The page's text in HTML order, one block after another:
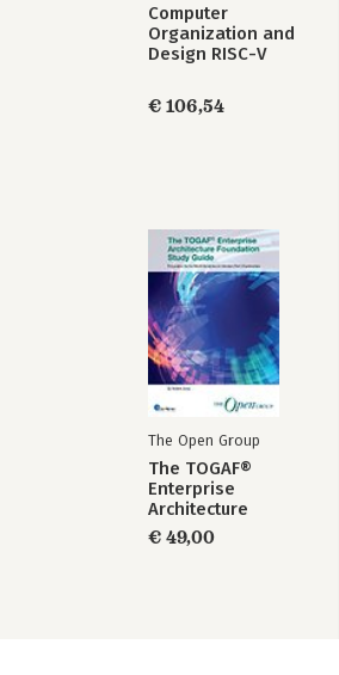
Computer
Organization and
Design RISC-V
€ 106,54
The Open Group
The TOGAF®
Enterprise
Architecture
Foundation Study
Guide
€ 49,00